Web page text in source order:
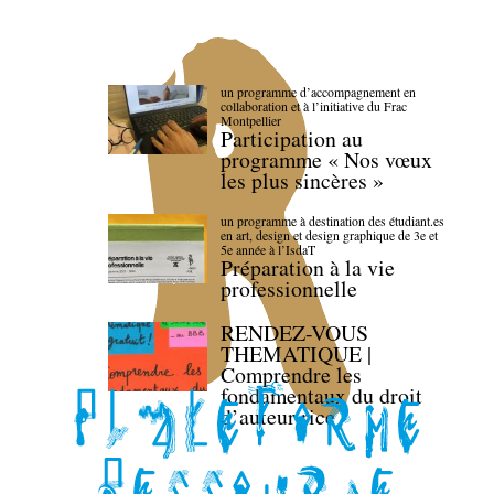
un programme d’accompagnement en
collaboration et à l’initiative du Frac
Montpellier
Participation au
programme « Nos vœux
les plus sincères »
un programme à destination des étudiant.es
en art, design et design graphique de 3e et
5e année à l’IsdaT
Préparation à la vie
professionnelle
RENDEZ-VOUS
THEMATIQUE |
Comprendre les
fondamentaux du droit
d’auteur·rice